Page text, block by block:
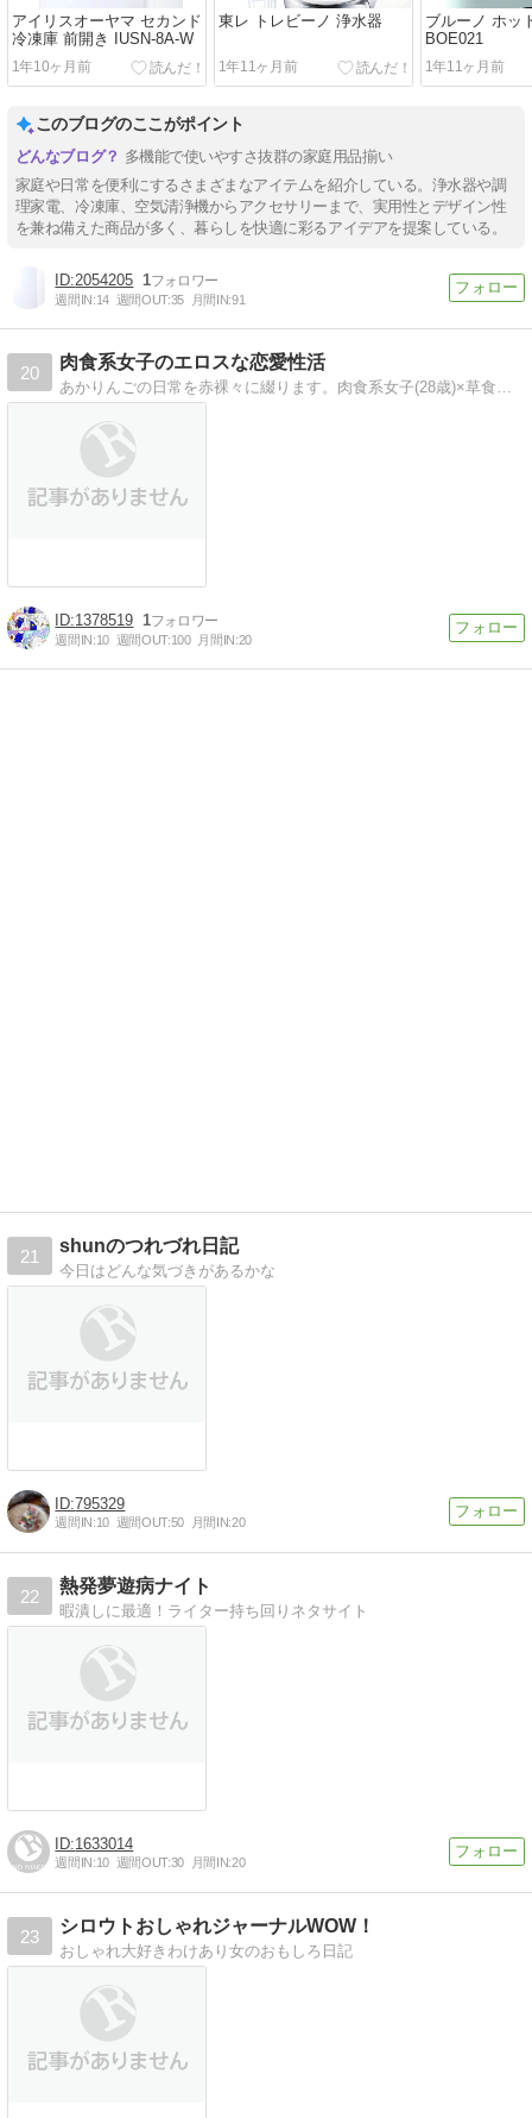
アイリスオーヤマ セカンド
冷凍庫 前開き IUSN-8A-W
1年10ヶ月前
東レ トレビーノ 浄水器
1年11ヶ月前
ブルーノ ホッ
BOE021
1年11ヶ月前
このブログのここがポイント
多機能で使いやすさ抜群の家庭用品揃い
家庭や日常を便利にするさまざまなアイテムを紹介している。浄水器や調
理家電、冷凍庫、空気清浄機からアクセサリーまで、実用性とデザイン性
を兼ね備えた商品が多く、暮らしを快適に彩るアイデアを提案している。
2054205 1
週間IN:14 週間OUT:35 月間IN:91
20
肉食系女子のエロスな恋愛性活
1378519 1
週間IN:10 週間OUT:100 月間IN:20
21
shunのつれづれ日記
今日はどんな気づきがあるかな
795329
週間IN:10 週間OUT:50 月間IN:20
22
熱発夢遊病ナイト
暇潰しに最適！ライター持ち回りネタサイト
1633014
週間IN:10 週間OUT:30 月間IN:20
23
シロウトおしゃれジャーナルWOW！
おしゃれ大好きわけあり女のおもしろ日記